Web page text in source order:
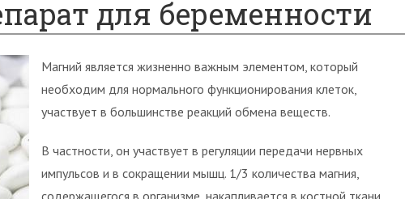
для беременности
Магний является жизненно важным элементом, который
необходим для нормального функционирования клеток,
участвует в большинстве реакций обмена веществ.
В частности, он участвует в регуляции передачи нервных
импульсов и в сокращении мышц. 1/3 количества магния,
содержащегося в организме, накапливается в костной ткани.